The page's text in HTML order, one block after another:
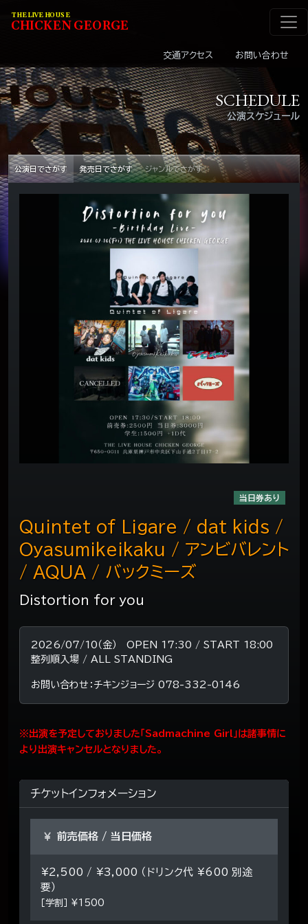
メインナビゲーショ
THE LIVE HOUSE
CHICKENGEORGE
交通アクセス お問い合わせ
公演スケジュール
SCHEDULE
公演日でさがす 発売日でさがす ジャンルでさがす
当日券あり
Distortion for you
Quintet of Ligare / dat kids ⁡/
⁡Oyasumikeikaku ⁡/ アンビバレント
⁡/⁡ AQUA ⁡⁡/ バックミーズ
2026/07/10（金） OPEN 17:30 / START 18:00
整列順入場 / ALL STANDING
お問い合わせ：チキンジョージ 078-332-0146
※出演を予定しておりました「Sadmachine Girl⁡」は諸事情に
より出演キャンセルとなりました。
チケットインフォメーション
前売価格 / 当日価格
¥2,500 / ¥3,000 （ドリンク代 ¥600 別途
要）
［学割］ ¥1500